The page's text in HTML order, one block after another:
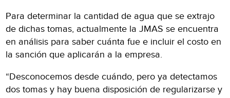
Para determinar la cantidad de agua que se extrajo
de dichas tomas, actualmente la JMAS se encuentra
en análisis para saber cuánta fue e incluir el costo en
la sanción que aplicarán a la empresa.
“Desconocemos desde cuándo, pero ya detectamos
dos tomas y hay buena disposición de regularizarse y